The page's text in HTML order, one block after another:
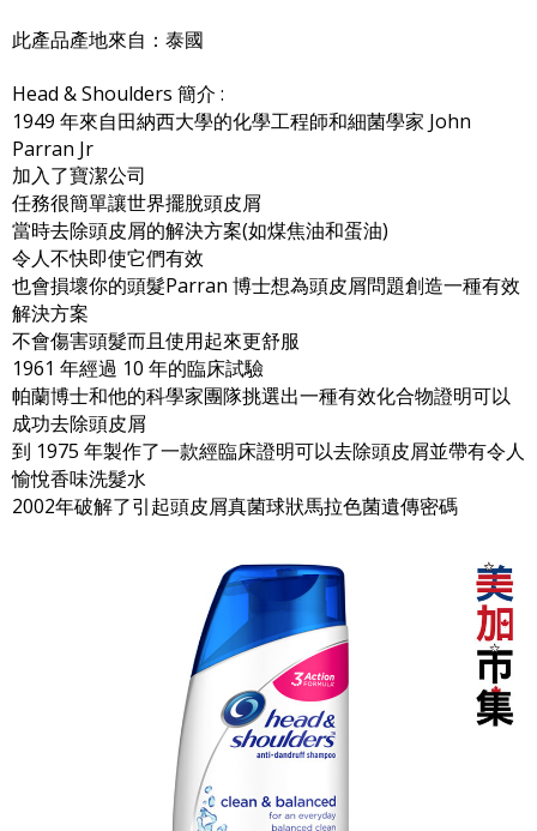
此產品產地來自：泰國
Head & Shoulders 簡介 :
1949 年來自田納西大學的化學工程師和細菌學家 John
Parran Jr
加入了寶潔公司
任務很簡單讓世界擺脫頭皮屑
當時去除頭皮屑的解決方案(如煤焦油和蛋油)
令人不快即使它們有效
也會損壞你的頭髮Parran 博士想為頭皮屑問題創造一種有效
解決方案
不會傷害頭髮而且使用起來更舒服
1961 年經過 10 年的臨床試驗
帕蘭博士和他的科學家團隊挑選出一種有效化合物證明可以
成功去除頭皮屑
到 1975 年製作了一款經臨床證明可以去除頭皮屑並帶有令人
愉悅香味洗髮水
2002年破解了引起頭皮屑真菌球狀馬拉色菌遺傳密碼